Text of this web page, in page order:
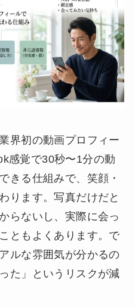
界初の動画プロフィー
感覚で30秒〜1分の動
きる仕組みで、笑顔・
ります。写真だけだと
らないし、実際に会っ
ともよくあります。で
ルな雰囲気が分かるの
た」というリスクが減